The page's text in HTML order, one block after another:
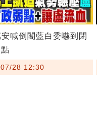
喊倒閣藍白委嚇到閉
28 12:30